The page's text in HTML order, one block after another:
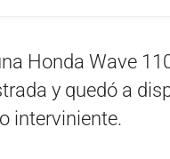
Honda Wave
y quedó a
interviniente.